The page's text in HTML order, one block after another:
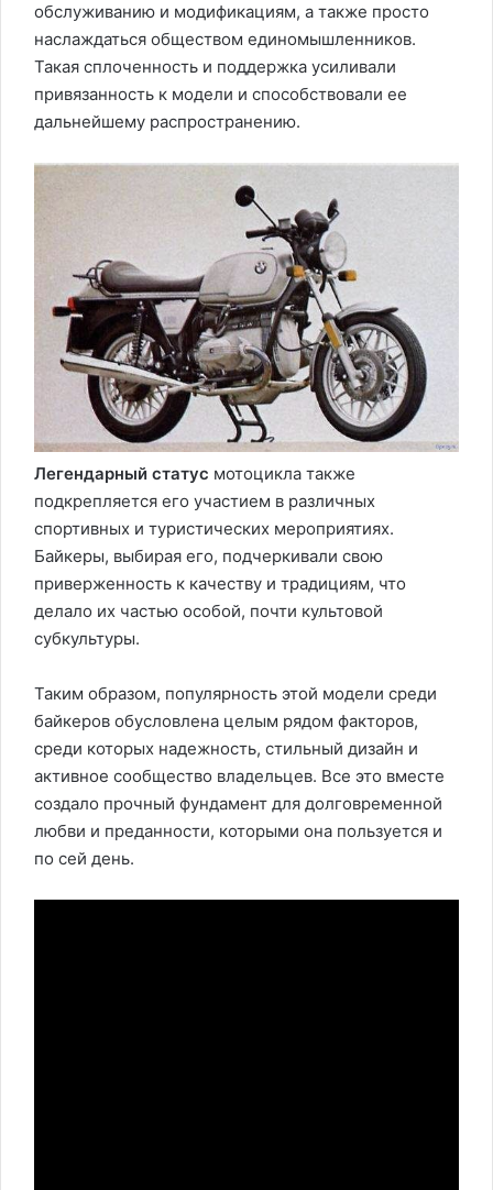
обслуживанию и модификациям, а также просто
наслаждаться обществом единомышленников.
Такая сплоченность и поддержка усиливали
привязанность к модели и способствовали ее
дальнейшему распространению.
Легендарный статус мотоцикла также
подкрепляется его участием в различных
спортивных и туристических мероприятиях.
Байкеры, выбирая его, подчеркивали свою
приверженность к качеству и традициям, что
делало их частью особой, почти культовой
субкультуры.
Таким образом, популярность этой модели среди
байкеров обусловлена целым рядом факторов,
среди которых надежность, стильный дизайн и
активное сообщество владельцев. Все это вместе
создало прочный фундамент для долговременной
любви и преданности, которыми она пользуется и
по сей день.